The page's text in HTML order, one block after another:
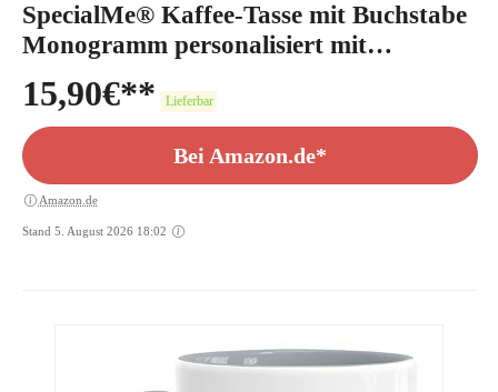
SpecialMe® Kaffee-Tasse mit Buchstabe
Monogramm personalisiert mit
Wunschname Initiale Blätter-Motiv
persönliche Geschenke weiß Keramik-
Tasse
15,90€ Lieferbar
Bei Amazon.de*
Amazon.de
Stand 5. August 2026 18:02